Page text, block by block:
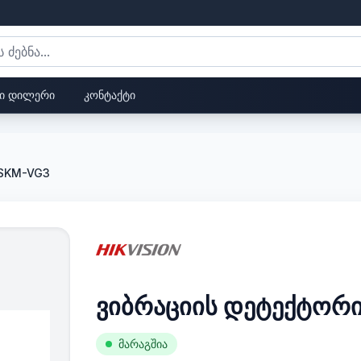
დილერი კონტაქტი
VG3
ვიბრაციის
მარაგშია